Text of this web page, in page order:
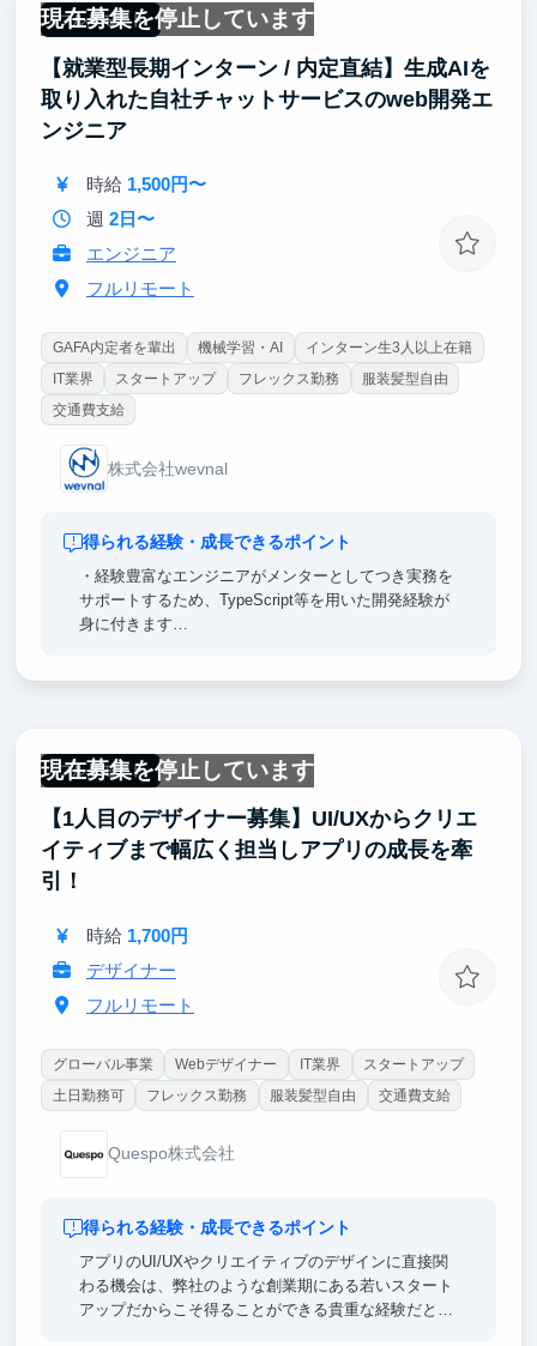
活時にアピールできるスキルがほしい方、入社後に即
活躍したい方、フリーランスで食っていきたい方等に
非常におすすめできる環境です。
現在募集を停止しています
フルリモート
【就業型長期インターン / 内定直結】生成AIを
取り入れた自社チャットサービスのweb開発エ
ンジニア
時給 1,500円〜
週 2日〜
エンジニア
フルリモート
GAFA内定者を輩出 機械学習・AI
インターン生3人以上在籍
IT業界
スタートアップ フレックス勤務
服装髪型自由
交通費支給
株式会社wevnal
得られる経験・成長できるポイント
・経験豊富なエンジニアがメンターとしてつき実務を
サポートするため、TypeScript等を用いた開発経験が
身に付きます
現在募集を停止しています
フルリモート
【1人目のデザイナー募集】UI/UXからクリエ
イティブまで幅広く担当しアプリの成長を牽
引！
時給 1,700円
デザイナー
フルリモート
グローバル事業 Webデザイナー IT業界
スタートアップ
土日勤務可
フレックス勤務 服装髪型自由 交通費支給
Quespo株式会社
得られる経験・成長できるポイント
アプリのUI/UXやクリエイティブのデザインに直接関
わる機会は、弊社のような創業期にある若いスタート
アップだからこそ得ることができる貴重な経験だと思